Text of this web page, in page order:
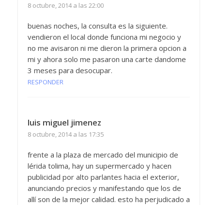
8 octubre, 2014 a las 22:00
buenas noches, la consulta es la siguiente.
vendieron el local donde funciona mi negocio y
no me avisaron ni me dieron la primera opcion a
mi y ahora solo me pasaron una carte dandome
3 meses para desocupar.
RESPONDER
luis miguel jimenez
8 octubre, 2014 a las 17:35
frente a la plaza de mercado del municipio de
lérida tolima, hay un supermercado y hacen
publicidad por alto parlantes hacia el exterior,
anunciando precios y manifestando que los de
allí son de la mejor calidad. esto ha perjudicado a